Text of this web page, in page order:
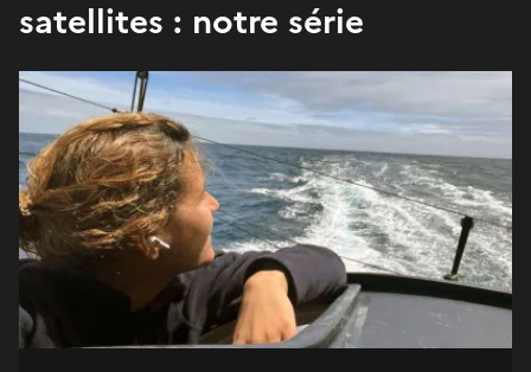
satellites : notre série